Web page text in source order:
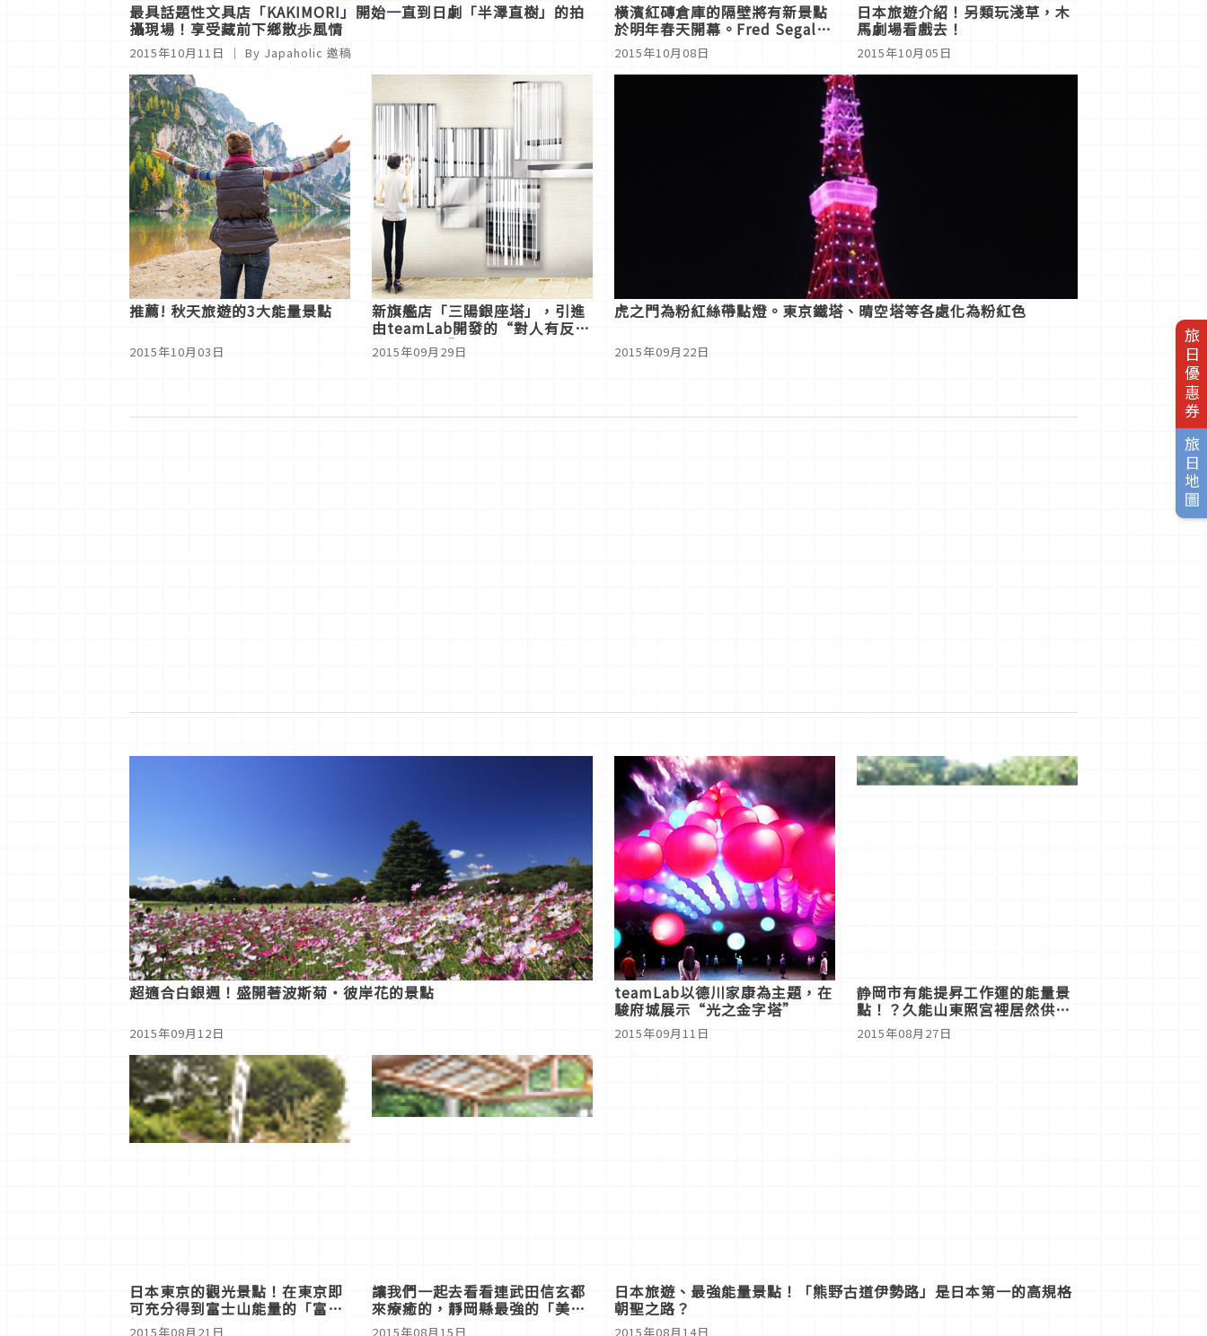
旅日優惠券
旅日地圖
最具話題性文具店「KAKIMORI」開始一直到日劇「半澤直樹」的拍
攝現場！享受藏前下鄉散歩風情
2015年10月11日 ｜ By Japaholic 邀稿
橫濱紅磚倉庫的隔壁將有新景點
於明年春天開幕。Fred Segal等
共24家店鋪進駐
2015年10月08日
日本旅遊介紹！另類玩淺草，木
馬劇場看戲去！
2015年10月05日
推薦! 秋天旅遊的3大能量景點
2015年10月03日
新旗艦店「三陽銀座塔」，引進
由teamLab開發的“對人有反應
的鏡子看板”
2015年09月29日
虎之門為粉紅絲帶點燈。東京鐵塔、晴空塔等各處化為粉紅色
2015年09月22日
超適合白銀週！盛開著波斯菊・彼岸花的景點
2015年09月12日
teamLab以德川家康為主題，在
駿府城展示“光之金字塔”
2015年09月11日
静岡市有能提昇工作運的能量景
點！？久能山東照宮裡居然供奉
鋼彈模型！
2015年08月27日
日本東京的觀光景點！在東京即
可充分得到富士山能量的「富士
塚」
2015年08月21日
讓我們一起去看看連武田信玄都
來療癒的，靜岡縣最強的「美人
湯」・梅島Konya溫泉！
2015年08月15日
日本旅遊、最強能量景點！「熊野古道伊勢路」是日本第一的高規格
朝聖之路？
2015年08月14日